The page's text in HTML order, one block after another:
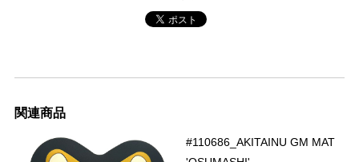
関連商品
#110686_AKITAINU GM MAT